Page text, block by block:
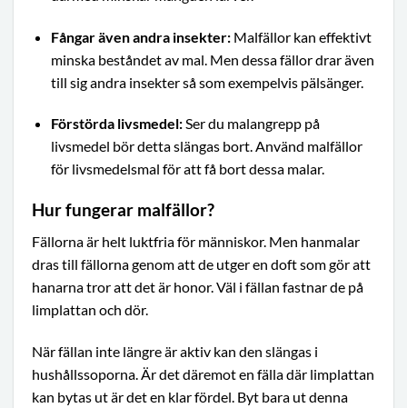
Fångar även andra insekter: Malfällor kan effektivt
minska beståndet av mal. Men dessa fällor drar även
till sig andra insekter så som exempelvis pälsänger.
Förstörda livsmedel:Ser du malangrepp på
livsmedel bör detta slängas bort. Använd malfällor
för livsmedelsmal för att få bort dessa malar.
Hur fungerar malfällor?
Fällorna är helt luktfria för människor. Men hanmalar
dras till fällorna genom att de utger en doft som gör att
hanarna tror att det är honor. Väl i fällan fastnar de på
limplattan och dör.
När fällan inte längre är aktiv kan den slängas i
hushållssoporna. Är det däremot en fälla där limplattan
kan bytas ut är det en klar fördel. Byt bara ut denna